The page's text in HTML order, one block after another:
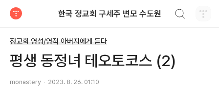
한국 정교회 구세주 변모 수도원
정교회 영성/영적 아버지에게 듣다
평생 동정녀 테오토코스 (2)
monastery 2023. 8. 26. 01:10